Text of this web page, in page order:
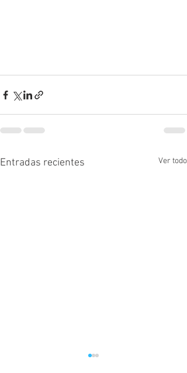
Entradas recientes Ver todo